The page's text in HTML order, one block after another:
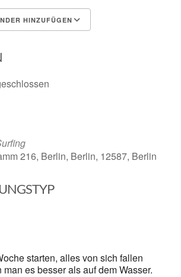
HINZUFÜGEN
216, Berlin, Berlin, 12587, Berlin
starten, alles von sich fallen
es besser als auf dem Wasser.